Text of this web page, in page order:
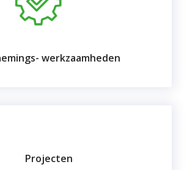
werkzaamheden
Projecten